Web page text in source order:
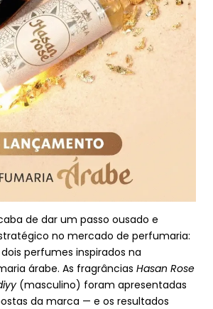
de dar um passo ousado e
no mercado de perfumaria:
perfumes inspirados na
árabe. As fragrâncias Hasan Rose
(masculino) foram apresentadas
da marca — e os resultados